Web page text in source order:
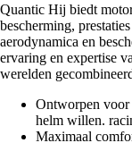
Quantic Hij biedt
bescherming,
aerodynamica en
ervaring en expertise
werelden
Ontworpen voor
helm willen.
Maximaal